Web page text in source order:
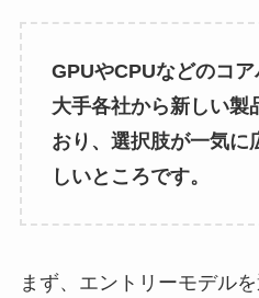
GPUやCPUなどのコア
大手各社から新しい製
おり、選択肢が一気に
しいところです。
まず、エントリーモデル